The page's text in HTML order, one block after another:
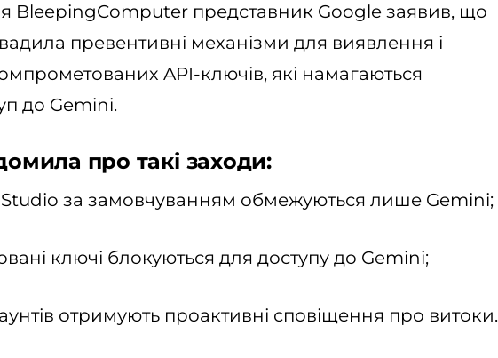
BleepingComputer представник Google заявив, що
превентивні механізми для виявлення і
API-ключів, які намагаються
до Gemini.
про такі заходи:
Studio за замовчуванням обмежуються лише Gemini;
ключі блокуються для доступу до Gemini;
отримують проактивні сповіщення про витоки.